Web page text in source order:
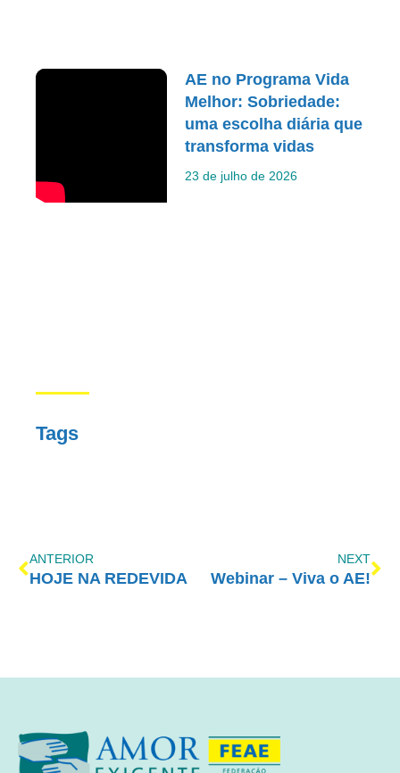
AE no Programa Vida
Melhor: Sobriedade:
uma escolha diária que
transforma vidas
23 de julho de 2026
Tags
ANTERIOR
HOJE NA REDEVIDA
NEXT
Webinar – Viva o AE!